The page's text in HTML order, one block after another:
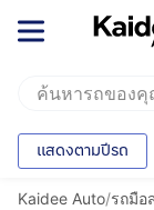
แสดงตามปีรถ
Kaidee Auto/รถมือ